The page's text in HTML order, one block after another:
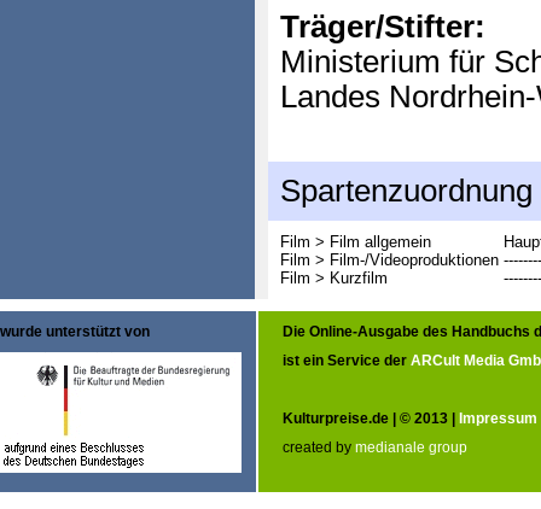
Träger/Stifter:
Ministerium für
Landes
Spartenzuordnung
Film > Film allgemein
Film > Film-/Videoproduktionen
Film > Kurzfilm
wurde unterstützt von
Die Online-Ausgabe des Handbuchs
ist ein Service der ARCult Media
Kulturpreise.de | © 2013 | Impressum
created by medianale group